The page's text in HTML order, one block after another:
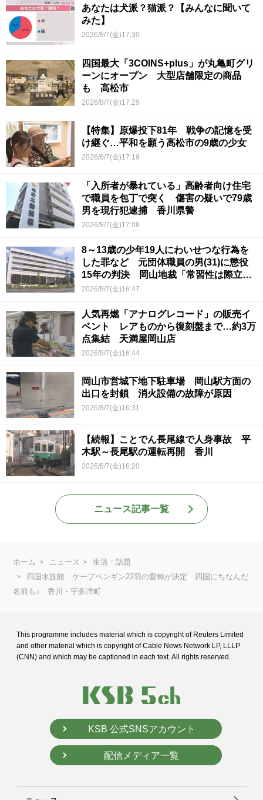
あなたは犬派？猫派？【みんなに聞いて
みた】
2026/8/7(金)17:30
四国最大「3COINS+plus」が丸亀町グリ
ーンにオープン 大型店舗限定の商品
も 高松市
2026/8/7(金)17:29
【特集】原爆投下81年 戦争の記憶を受
け継ぐ…平和を願う高松市の9歳の少女
2026/8/7(金)17:19
「入所者が暴れている」高齢者向け住宅
で職員を包丁で突く 傷害の疑いで79歳
男を現行犯逮捕 香川県警
2026/8/7(金)17:08
8～13歳の少年19人にわいせつな行為を
した罪など 元団体職員の男(31)に懲役
15年の判決 岡山地裁「常習性は際立っ
ていて被害結果も非常に重い」
2026/8/7(金)16:47
人気再燃「アナログレコード」の販売イ
ベント レアものから復刻盤まで…約3万
点集結 天満屋岡山店
2026/8/7(金)16:44
岡山市営城下地下駐車場 岡山駅方面の
出口を封鎖 消火設備の故障が原因
2026/8/7(金)16:31
【続報】ことでん長尾線で人身事故 平
木駅～長尾駅の運転再開 香川
2026/8/7(金)16:20
ニュース記事一覧
ホーム ニュース
生活・話題
四国水族館 ケープペンギン22羽の愛称が決定 四国にちなんだ
名前も♪ 香川・宇多津町
This programme includes material which is copyright of Reuters Limited
and other material which is copyright of Cable News Network LP, LLLP
(CNN) and which may be captioned in each text. All rights reserved.
KSB 公式SNSアカウント
配信メディア一覧